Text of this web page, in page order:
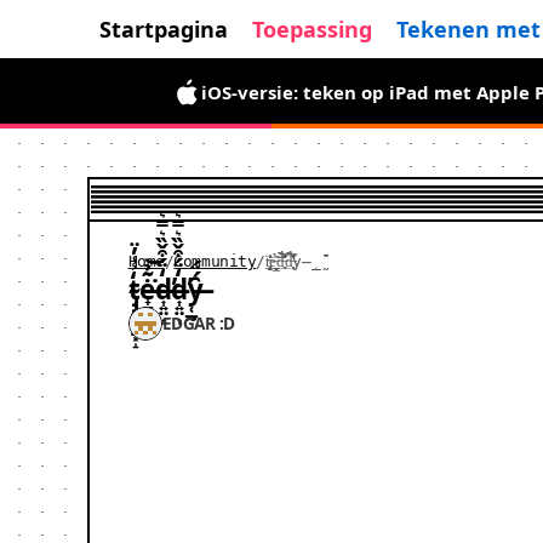
Startpagina Toepassing Tekenen
De Android-versie is er: tijdelijk
iOS-versie: teken op iPad met
Home/Community/t̴̡̡̥̭͙̱͓̝̒͐̾̓̈ė̶̟̻̟̻̬̳͂̉͘͝d̶͎͍̤͎̒̈́͒̌̏͛̿͛̕d̶͎͍̤͎̒̈́͒̌̏͛̿͛̕y̶̜̲̰̑́̈́
t̴̡̡̥̭͙̱͓̝̒͐̾̓̈ė̶̟̻̟̻̬̳͂̉͘͝d̶͎͍̤͎̒̈́͒̌̏͛̿͛̕d̶͎͍̤͎̒̈́͒̌̏͛̿͛̕y̶̜̲̰̑́̈́
EDGAR :D